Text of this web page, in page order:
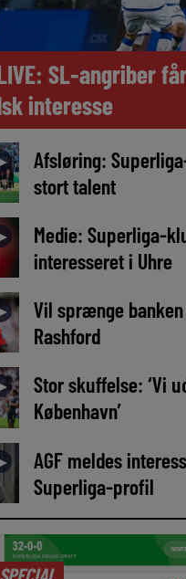
SL-angriber
interesse
Afsløring:
stort talent
Medie: Superliga-
interesseret i Uhre
Vil sprænge
Rashford
Stor skuffelse: ‘Vi
København’
AGF meldes
Superliga-profil